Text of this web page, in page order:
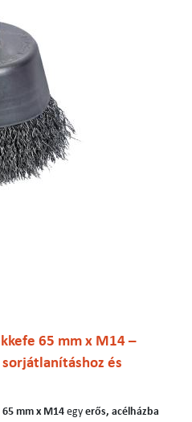
65 mm x M14 –
sorjátlanításhoz és
mm x M14 egy erős, acélházba